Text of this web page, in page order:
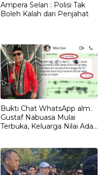
Ampera Selan : Polisi Tak
Boleh Kalah dari Penjahat
Bukti Chat WhatsApp alm.
Gustaf Nabuasa Mulai
Terbuka, Keluarga Nilai Ada